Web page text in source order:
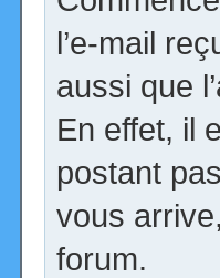
l’e-mail
aussi que
En effet, il
postant
vous
forum.